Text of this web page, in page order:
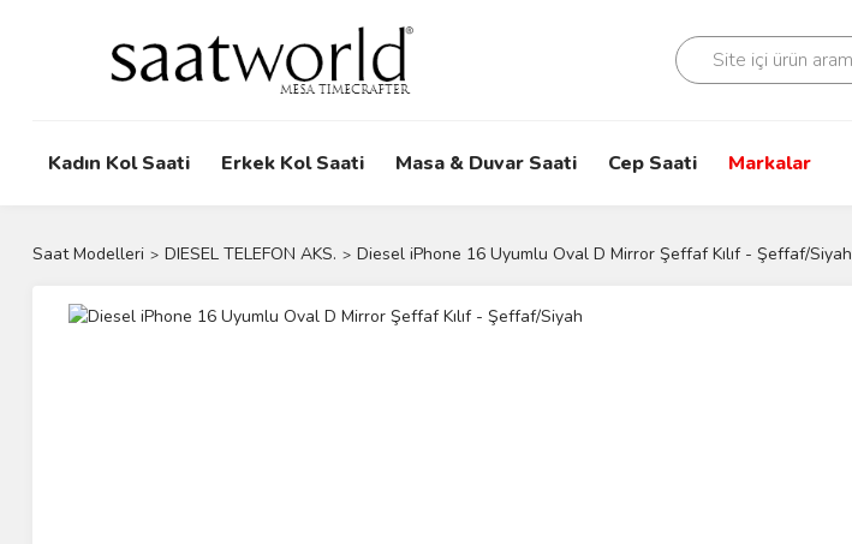
Kadın Kol Saati Erkek Kol Saati Masa & Duvar Saati Cep Saati Markalar
Saat Modelleri DIESEL TELEFON AKS. Diesel iPhone 16 Uyumlu Oval D Mirror Şeffaf Kılıf - Şeffaf/Siyah